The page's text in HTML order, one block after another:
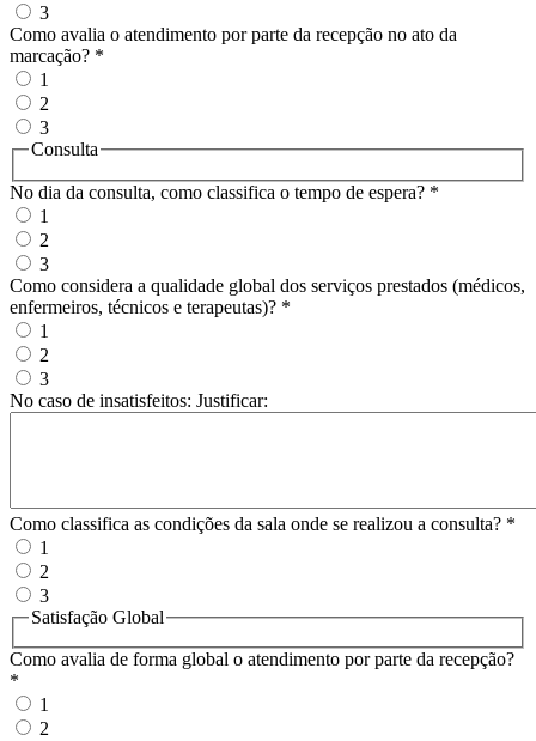
3
Como avalia o atendimento por parte da recepção no ato da
marcação? *
1
2
3
Consulta
No dia da consulta, como classifica o tempo de espera? *
1
2
3
Como considera a qualidade global dos serviços prestados (médicos,
enfermeiros, técnicos e terapeutas)? *
1
2
3
No caso de insatisfeitos: Justificar:
Como classifica as condições da sala onde se realizou a consulta? *
1
2
3
Satisfação Global
Como avalia de forma global o atendimento por parte da recepção?
*
1
2